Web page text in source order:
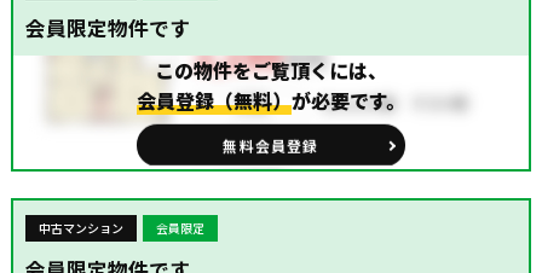
会員限定物件です
この物件をご覧頂くには、
会員登録（無料）が必要です。
無料会員登録
中古マンション 会員限定